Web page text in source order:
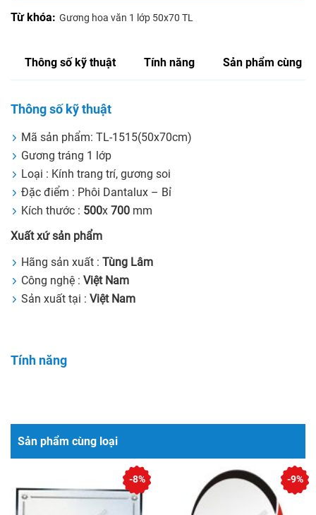
Từ khóa: Gương hoa văn 1 lớp 50x70 TL
Thông số kỹ thuật Tính năng Sản phẩm cùng
Thông số kỹ thuật
Mã sản phẩm: TL-1515(50x70cm)
Gương tráng 1 lớp
Loại : Kính trang trí, gương soi
Đặc điểm : Phôi Dantalux – Bỉ
Kích thước : 500x 700 mm
Xuất xứ sản phẩm
Hãng sản xuất : Tùng Lâm
Công nghệ : Việt Nam
Sản xuất tại : Việt Nam
Tính năng
Sản phẩm cùng loại
-8% -9%